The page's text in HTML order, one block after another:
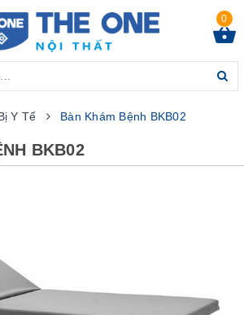
0
Y Tế Bàn Khám Bệnh BKB02
BKB02